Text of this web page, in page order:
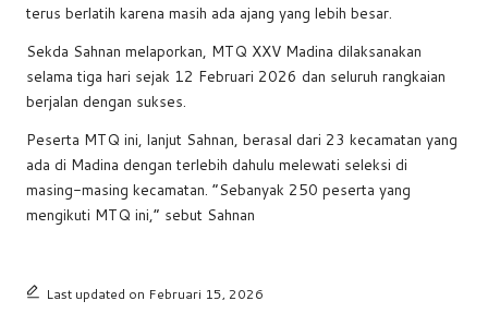
terus berlatih karena masih ada ajang yang lebih besar.
Sekda Sahnan melaporkan, MTQ XXV Madina dilaksanakan
selama tiga hari sejak 12 Februari 2026 dan seluruh rangkaian
berjalan dengan sukses.
Peserta MTQ ini, lanjut Sahnan, berasal dari 23 kecamatan yang
ada di Madina dengan terlebih dahulu melewati seleksi di
masing-masing kecamatan. “Sebanyak 250 peserta yang
mengikuti MTQ ini,” sebut Sahnan
Last updated on Februari 15, 2026